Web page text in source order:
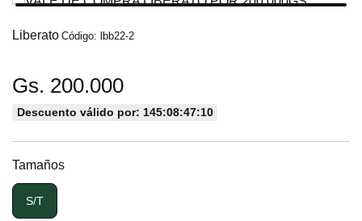
Liberato Código: lbb22-2
Gs. 200.000
Descuento válido por: 145:08:47:10
Tamaños
S/T